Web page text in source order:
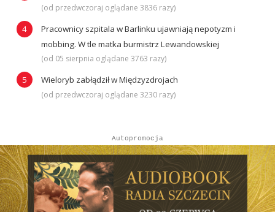
(od przedwczoraj oglądane 3836 razy)
Pracownicy szpitala w Barlinku ujawniają nepotyzm i
mobbing. W tle matka burmistrz Lewandowskiej
(od 05 sierpnia oglądane 3763 razy)
Wieloryb zabłądził w Międzyzdrojach
(od przedwczoraj oglądane 3230 razy)
Autopromocja